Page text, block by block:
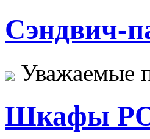
Сэндвич-
Шкафы